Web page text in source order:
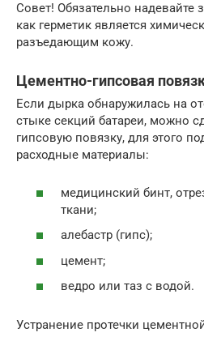
Совет! Обязательно надевайте
как герметик является
разъедающим кожу.
Цементно-гипсовая
Если дырка обнаружилась на
стыке секций батареи, можно
гипсовую повязку, для этого
расходные материалы:
медицинский бинт,
ткани;
алебастр (гипс);
цемент;
ведро или таз с водой.
Устранение протечки